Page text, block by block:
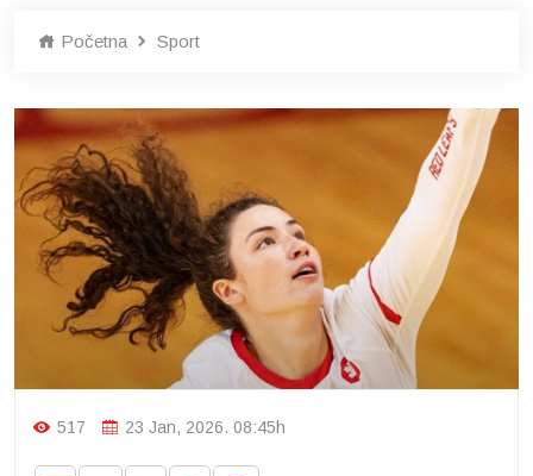
Početna Sport
517 23 Jan, 2026. 08:45h